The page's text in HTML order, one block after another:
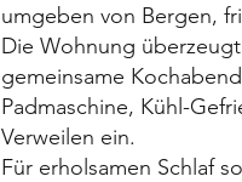
umgeben von Bergen,
Die Wohnung
gemeinsame
Padmaschine, Kühl-
Verweilen ein.
Für erholsamen Schlaf